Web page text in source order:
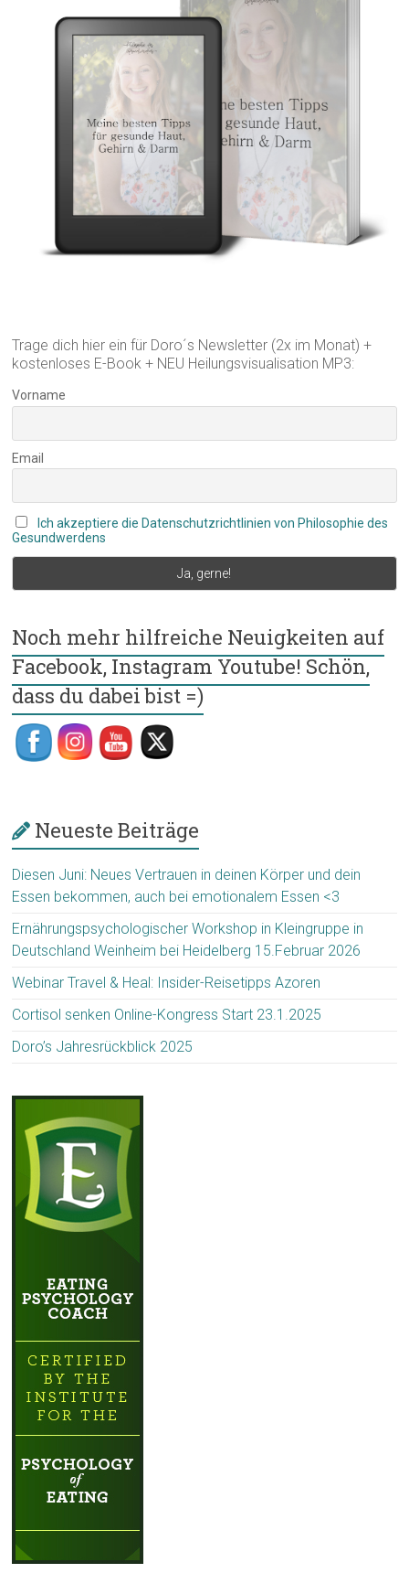
Trage dich hier ein für Doro´s Newsletter (2x im Monat) +
kostenloses E-Book + NEU Heilungsvisualisation MP3:
Vorname
Email
Ich akzeptiere die Datenschutzrichtlinien von Philosophie des
Gesundwerdens
Noch mehr hilfreiche Neuigkeiten auf
Facebook, Instagram Youtube! Schön,
dass du dabei bist =)
Neueste Beiträge
Diesen Juni: Neues Vertrauen in deinen Körper und dein
Essen bekommen, auch bei emotionalem Essen <3
Ernährungspsychologischer Workshop in Kleingruppe in
Deutschland Weinheim bei Heidelberg 15.Februar 2026
Webinar Travel & Heal: Insider-Reisetipps Azoren
Cortisol senken Online-Kongress Start 23.1.2025
Doro’s Jahresrückblick 2025